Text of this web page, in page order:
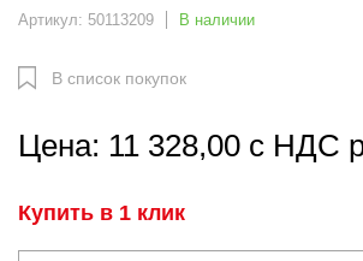
Артикул: 50113209 В наличии
В список покупок
Цена: 11 328,00 с НДС
Купить в 1 клик